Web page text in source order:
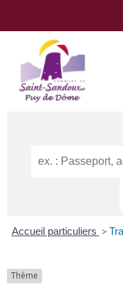
Accueil particuliers >
Thème